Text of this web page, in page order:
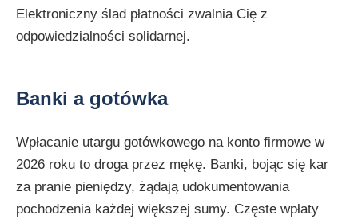
Elektroniczny ślad płatności zwalnia Cię z
odpowiedzialności solidarnej.
Banki a gotówka
Wpłacanie utargu gotówkowego na konto firmowe w
2026 roku to droga przez mękę. Banki, bojąc się kar
za pranie pieniędzy, żądają udokumentowania
pochodzenia każdej większej sumy. Częste wpłaty